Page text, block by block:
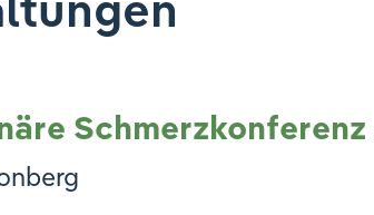
Schmerzkonferenz